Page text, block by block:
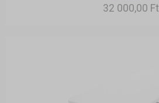
32 000,00 Ft